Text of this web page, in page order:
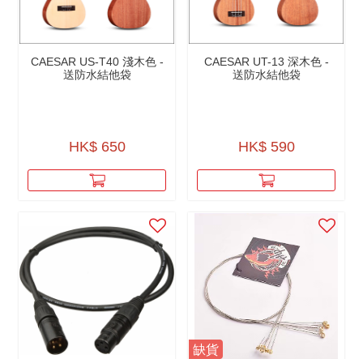
CAESAR US-T40 淺木色 -
送防水結他袋
HK$ 650
CAESAR UT-13 深木色 -
送防水結他袋
HK$ 590
缺貨